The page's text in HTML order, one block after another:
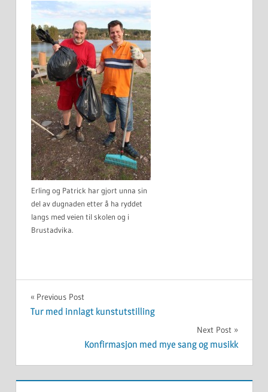
Erling og Patrick har gjort unna sin
del av dugnaden etter å ha ryddet
langs med veien til skolen og i
Brustadvika.
UKATEGORISERT
Innleggsnavigasjon
Previous Post
Tur med innlagt kunstutstilling
Next Post
Konfirmasjon med mye sang og musikk